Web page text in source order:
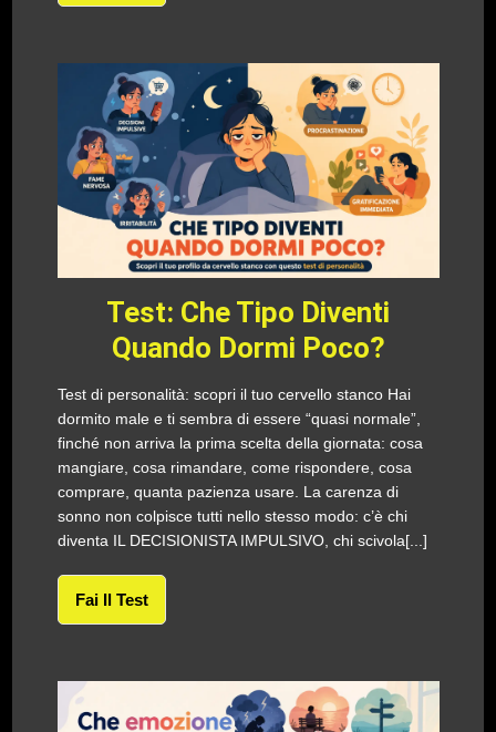
Test: Che Tipo Diventi
Quando Dormi Poco?
Test di personalità: scopri il tuo cervello stanco Hai
dormito male e ti sembra di essere “quasi normale”,
finché non arriva la prima scelta della giornata: cosa
mangiare, cosa rimandare, come rispondere, cosa
comprare, quanta pazienza usare. La carenza di
sonno non colpisce tutti nello stesso modo: c’è chi
diventa IL DECISIONISTA IMPULSIVO, chi scivola[...]
Fai Il Test